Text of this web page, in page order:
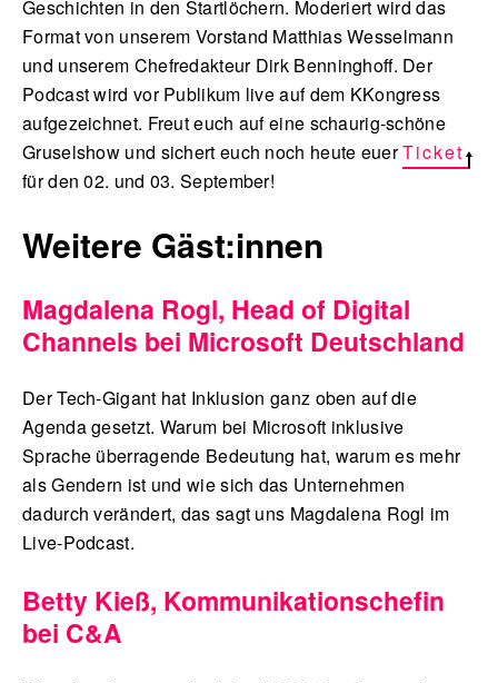
Geschichten in den Startlöchern. Moderiert wird das
Format von unserem Vorstand Matthias Wesselmann
und unserem Chefredakteur Dirk Benninghoff. Der
Podcast wird vor Publikum live auf dem KKongress
aufgezeichnet. Freut euch auf eine schaurig-schöne
Gruselshow und sichert euch noch heute euerTicket
für den 02. und 03. September!
Weitere Gäst:innen
Magdalena Rogl, Head of Digital
Channels bei Microsoft Deutschland
Der Tech-Gigant hat Inklusion ganz oben auf die
Agenda gesetzt. Warum bei Microsoft inklusive
Sprache überragende Bedeutung hat, warum es mehr
als Gendern ist und wie sich das Unternehmen
dadurch verändert, das sagt uns Magdalena Rogl im
Live-Podcast.
Betty Kieß, Kommunikationschefin
bei C&A